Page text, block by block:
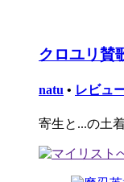
クロユリ賛
natu • レビュ
寄生と...の土